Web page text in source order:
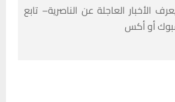
الأخبار العاجلة عن الناصرية– تابع
أو أكس